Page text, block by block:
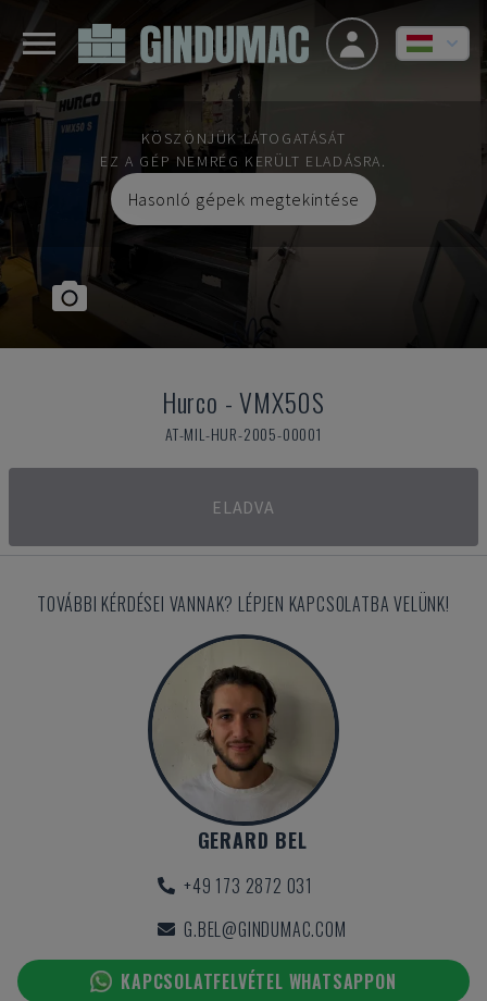
KÖSZÖNJÜK LÁTOGATÁSÁT
EZ A GÉP NEMRÉG KERÜLT ELADÁSRA.
Hasonló gépek megtekintése
Hurco -VMX50S
AT-MIL-HUR-2005-00001
ELADVA
TOVÁBBI KÉRDÉSEI VANNAK? LÉPJEN KAPCSOLATBA VELÜNK!
GERARD BEL
+49 173 2872 031
G.BEL@GINDUMAC.COM
KAPCSOLATFELVÉTEL WHATSAPPON